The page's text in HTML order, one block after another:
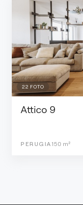
22 FOTO
Attico 9
PERUGIA 150 m²